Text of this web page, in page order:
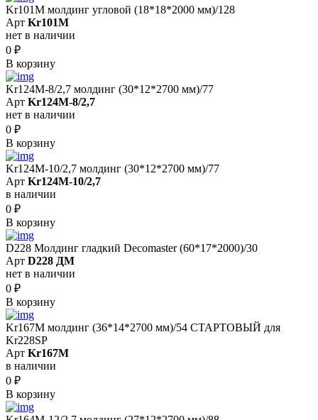
Kr101M молдинг угловой (18*18*2000 мм)/128
Арт Kr101M
нет в наличии
0 ₽
В корзину
Kr124M-8/2,7 молдинг (30*12*2700 мм)/77
Арт Kr124M-8/2,7
нет в наличии
0 ₽
В корзину
Kr124M-10/2,7 молдинг (30*12*2700 мм)/77
Арт Kr124M-10/2,7
в наличии
0 ₽
В корзину
D228 Молдинг гладкий Decomaster (60*17*2000)/30
Арт D228 ДМ
нет в наличии
0 ₽
В корзину
Kr167M молдинг (36*14*2700 мм)/54 СТАРТОВЫЙ для
Kr228SP
Арт Kr167M
в наличии
0 ₽
В корзину